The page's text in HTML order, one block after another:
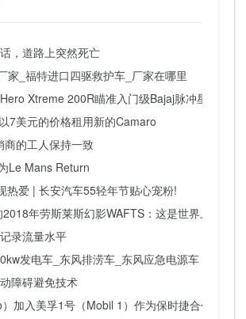
，道路上突然死亡
家_福特进口四驱救护车_厂家在哪里
Xtreme 200R瞄准入门级Bajaj脉冲星
7美元的价格租用新的Camaro
商的工人保持一致
Le Mans Return
热爱 | 长安汽车55轻年节贴心宠粉!
年劳斯莱斯幻影WAFTS：这是世界上最好
录流量水平
发电车_东风排涝车_东风应急电源车
障碍避免技术
加入美孚1号（Mobil 1）作为保时捷合作伙伴